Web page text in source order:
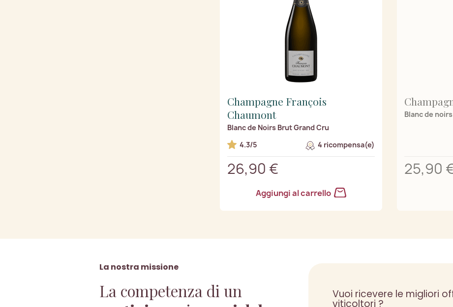
Champagne François
Chaumont
Blanc de Noirs Brut Grand Cru
4.3/5
4 ricompensa(e)
26,90 €
Aggiungi al carrello
Blanc de
25,90
La nostra missione
La competenza di un
Vuoi ricevere le migliori
viticoltori ?